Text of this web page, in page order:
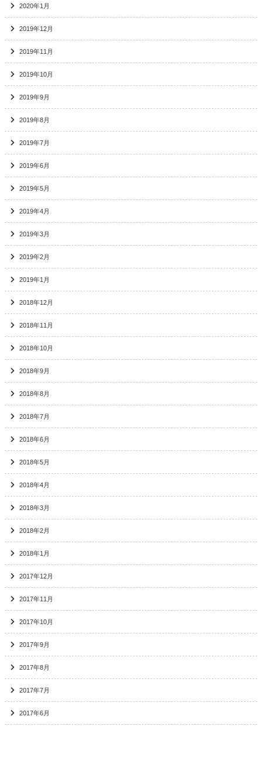
2020年1月
2019年12月
2019年11月
2019年10月
2019年9月
2019年8月
2019年7月
2019年6月
2019年5月
2019年4月
2019年3月
2019年2月
2019年1月
2018年12月
2018年11月
2018年10月
2018年9月
2018年8月
2018年7月
2018年6月
2018年5月
2018年4月
2018年3月
2018年2月
2018年1月
2017年12月
2017年11月
2017年10月
2017年9月
2017年8月
2017年7月
2017年6月